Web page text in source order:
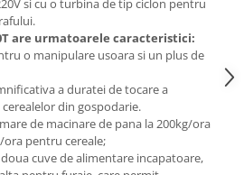
si cu o turbina de tip ciclon pentru
are urmatoarele caracteristici:
o manipulare usoara si un plus de
a duratei de tocare a
din gospodarie.
de macinare de pana la 200kg/ora
pentru cereale;
cuve de alimentare incapatoare,